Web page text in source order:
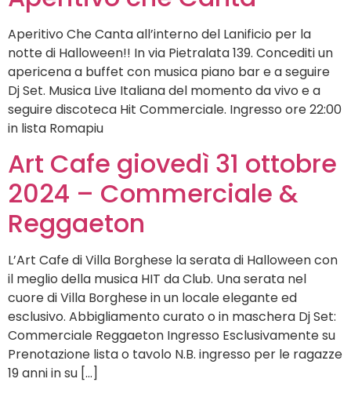
Aperitivo Che Canta all’interno del Lanificio per la
notte di Halloween!! In via Pietralata 139. Concediti un
apericena a buffet con musica piano bar e a seguire
Dj Set. Musica Live Italiana del momento da vivo e a
seguire discoteca Hit Commerciale. Ingresso ore 22:00
in lista Romapiu
Art Cafe giovedì 31 ottobre
2024 – Commerciale &
Reggaeton
L’Art Cafe di Villa Borghese la serata di Halloween con
il meglio della musica HIT da Club. Una serata nel
cuore di Villa Borghese in un locale elegante ed
esclusivo. Abbigliamento curato o in maschera Dj Set:
Commerciale Reggaeton Ingresso Esclusivamente su
Prenotazione lista o tavolo N.B. ingresso per le ragazze
19 anni in su […]